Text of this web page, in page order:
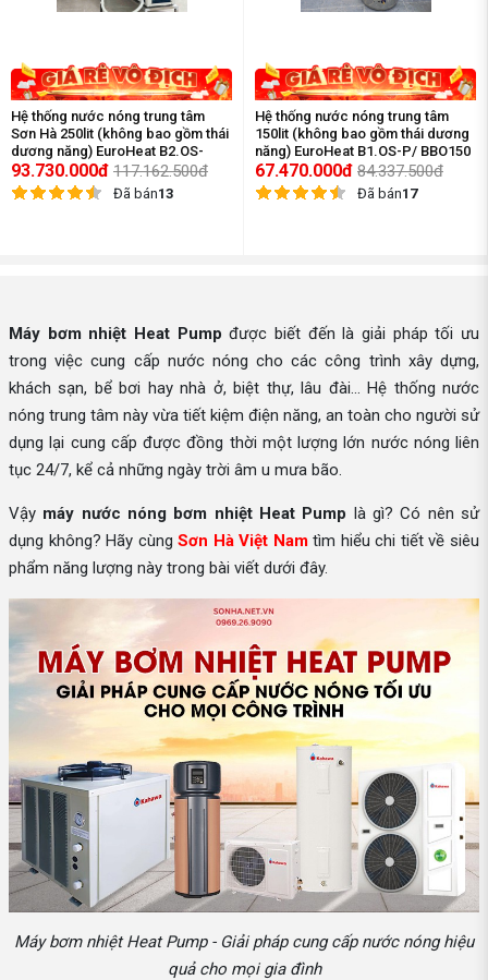
Hệ thống nước nóng trung tâm
Sơn Hà 250lit (không bao gồm thái
dương năng) EuroHeat B2.OS-
P/BBO250
93.730.000đ 117.162.500đ
Đã bán13
Hệ thống nước nóng trung tâm
150lit (không bao gồm thái dương
năng) EuroHeat B1.OS-P/ BBO150
67.470.000đ 84.337.500đ
Đã bán17
Máy bơm nhiệt Heat Pump được biết đến là giải pháp tối ưu
trong việc cung cấp nước nóng cho các công trình xây dựng,
khách sạn, bể bơi hay nhà ở, biệt thự, lâu đài… Hệ thống nước
nóng trung tâm này vừa tiết kiệm điện năng, an toàn cho người sử
dụng lại cung cấp được đồng thời một lượng lớn nước nóng liên
tục 24/7, kể cả những ngày trời âm u mưa bão.
Vậy máy nước nóng bơm nhiệt Heat Pump là gì? Có nên sử
dụng không? Hãy cùngSơn Hà Việt Namtìm hiểu chi tiết về siêu
phẩm năng lượng này trong bài viết dưới đây.
Máy bơm nhiệt Heat Pump - Giải pháp cung cấp nước nóng hiệu
quả cho mọi gia đình